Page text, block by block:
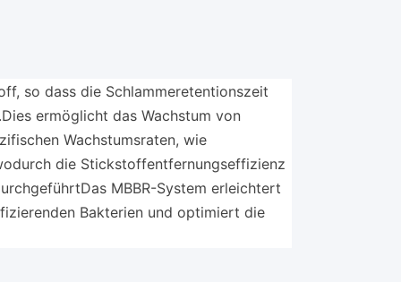
so dass die Schlammeretentionszeit
ermöglicht das Wachstum von
Wachstumsraten, wie
die Stickstoffentfernungseffizienz
MBBR-System erleichtert
Bakterien und optimiert die